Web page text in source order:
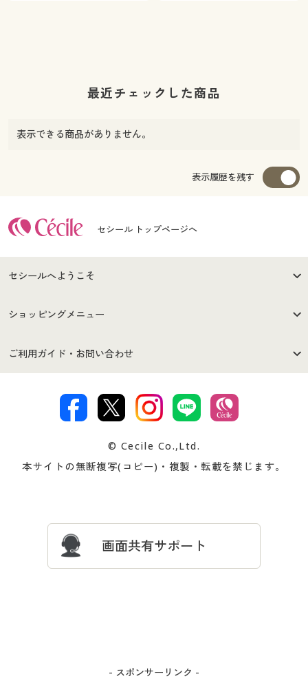
最近チェックした商品
表示できる商品がありません。
表示履歴を残す
セシール トップページへ
セシールへようこそ
はじめての方へ
セシールご利用規約
著作権・商標について 会社案内
ショッピングメニュー
商品カテゴリ
プレゼント＆キャンペーン サイトマップ
ご利用ガイド・お問い合わせ
交換・返品は お支払は
ついて
忘れの場合
© Cecile Co.,Ltd.
本サイトの無断複写(コピー)・複製・転載を禁じます。
画面共有サポート
- スポンサーリンク -